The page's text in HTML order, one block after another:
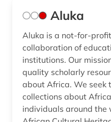
energiepolitik (1)
england (2)
entdecker (1)
Aluka
Aluka is a not-for-
collaboration of
institutions. Our
quality scholarly
about Africa. We
collections about
individuals around the